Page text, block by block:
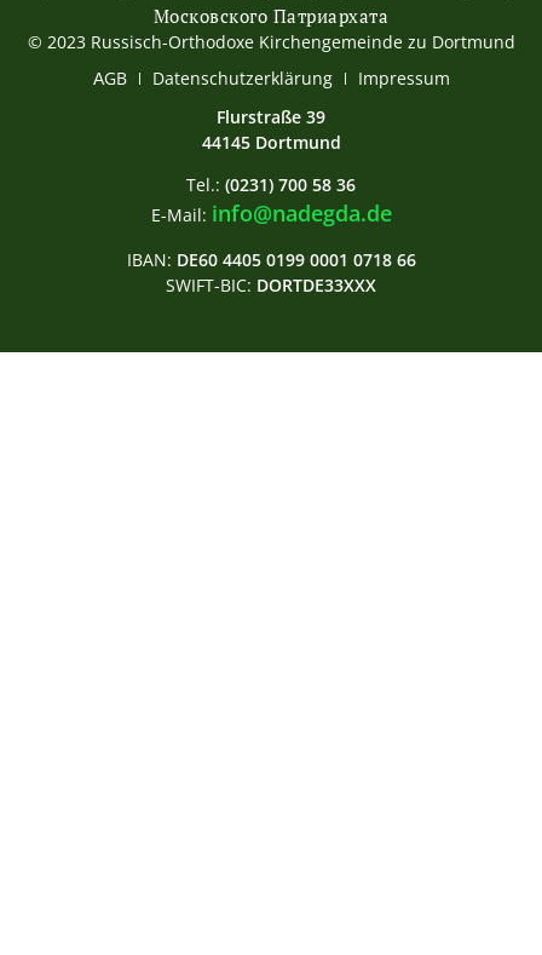
Московского Патриархата
© 2023 Russisch-Orthodoxe Kirchengemeinde zu Dortmund
АGB
Datenschutzerklärung
Impressum
Flurstraße 39
44145 Dortmund
Tel.: (0231) 700 58 36
E-Mail: info@nadegda.de
IBAN: DE60 4405 0199 0001 0718 66
SWIFT-BIC: DORTDE33XXX